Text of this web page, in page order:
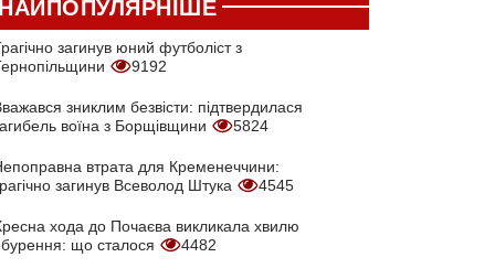
загинув юний футболіст з
9192
зниклим безвісти: підтвердилася
воїна з Борщівщини
5824
втрата для Кременеччини:
загинув Всеволод Штука
4545
хода до Почаєва викликала хвилю
що сталося
4482